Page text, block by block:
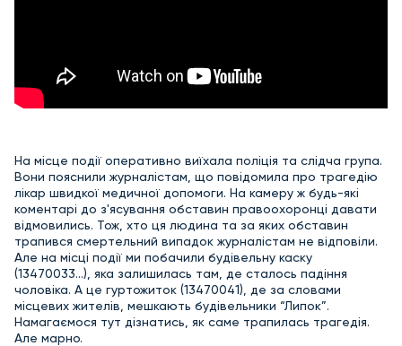
На місце події оперативно виїхала поліція та слідча група.
Вони пояснили журналістам, що повідомила про трагедію
лікар швидкої медичної допомоги. На камеру ж будь-які
коментарі до з'ясування обставин правоохоронці давати
відмовились. Тож, хто ця людина та за яких обставин
трапився смертельний випадок журналістам не відповіли.
Але на місці події ми побачили будівельну каску
(13470033...), яка залишилась там, де сталось падіння
чоловіка. А це гуртожиток (13470041), де за словами
місцевих жителів, мешкають будівельники “Липок”.
Намагаємося тут дізнатись, як саме трапилась трагедія.
Але марно.